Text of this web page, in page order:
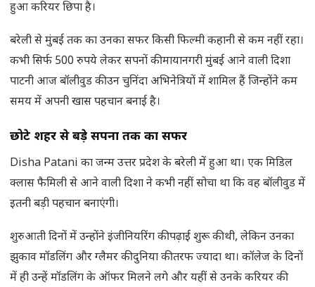
हुआ करियर छिपा है।
बरेली से मुंबई तक का उनका सफर किसी फिल्मी कहानी से कम नहीं रहा।
कभी सिर्फ 500 रुपये लेकर सपनों की मायानगरी मुंबई आने वाली दिशा
पाटनी आज बॉलीवुड की उन चुनिंदा अभिनेत्रियों में शामिल हैं जिन्होंने कम
समय में अपनी खास पहचान बनाई है।
छोटे शहर से बड़े सपनों तक का सफर
Disha Patani का जन्म उत्तर प्रदेश के बरेली में हुआ था। एक मिडिल
क्लास फैमिली से आने वाली दिशा ने कभी नहीं सोचा था कि वह बॉलीवुड में
इतनी बड़ी पहचान बनाएंगी।
शुरुआती दिनों में उन्होंने इंजीनियरिंग की पढ़ाई शुरू की थी, लेकिन उनका
झुकाव मॉडलिंग और ग्लैमर की दुनिया की तरफ ज्यादा था। कॉलेज के दिनों
में ही उन्हें मॉडलिंग के ऑफर मिलने लगे और यहीं से उनके करियर की